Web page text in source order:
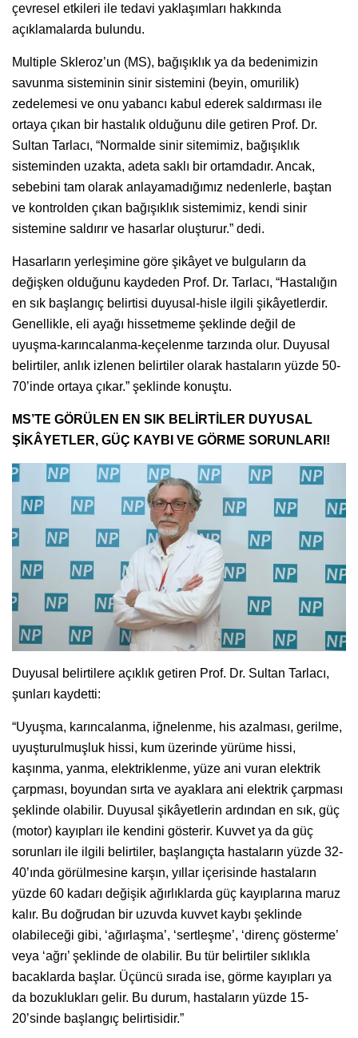
çevresel etkileri ile tedavi yaklaşımları hakkında
açıklamalarda bulundu.
Multiple Skleroz’un (MS), bağışıklık ya da bedenimizin
savunma sisteminin sinir sistemini (beyin, omurilik)
zedelemesi ve onu yabancı kabul ederek saldırması ile
ortaya çıkan bir hastalık olduğunu dile getiren Prof. Dr.
Sultan Tarlacı, “Normalde sinir sitemimiz, bağışıklık
sisteminden uzakta, adeta saklı bir ortamdadır. Ancak,
sebebini tam olarak anlayamadığımız nedenlerle, baştan
ve kontrolden çıkan bağışıklık sistemimiz, kendi sinir
sistemine saldırır ve hasarlar oluşturur.” dedi.
Hasarların yerleşimine göre şikâyet ve bulguların da
değişken olduğunu kaydeden Prof. Dr. Tarlacı, “Hastalığın
en sık başlangıç belirtisi duyusal-hisle ilgili şikâyetlerdir.
Genellikle, eli ayağı hissetmeme şeklinde değil de
uyuşma-karıncalanma-keçelenme tarzında olur. Duyusal
belirtiler, anlık izlenen belirtiler olarak hastaların yüzde 50-
70’inde ortaya çıkar.” şeklinde konuştu.
MS’TE GÖRÜLEN EN SIK BELİRTİLER DUYUSAL
ŞİKÂYETLER, GÜÇ KAYBI VE GÖRME SORUNLARI!
Duyusal belirtilere açıklık getiren Prof. Dr. Sultan Tarlacı,
şunları kaydetti:
“Uyuşma, karıncalanma, iğnelenme, his azalması, gerilme,
uyuşturulmuşluk hissi, kum üzerinde yürüme hissi,
kaşınma, yanma, elektriklenme, yüze ani vuran elektrik
çarpması, boyundan sırta ve ayaklara ani elektrik çarpması
şeklinde olabilir. Duyusal şikâyetlerin ardından en sık, güç
(motor) kayıpları ile kendini gösterir. Kuvvet ya da güç
sorunları ile ilgili belirtiler, başlangıçta hastaların yüzde 32-
40’ında görülmesine karşın, yıllar içerisinde hastaların
yüzde 60 kadarı değişik ağırlıklarda güç kayıplarına maruz
kalır. Bu doğrudan bir uzuvda kuvvet kaybı şeklinde
olabileceği gibi, ‘ağırlaşma’, ‘sertleşme’, ‘direnç gösterme’
veya ‘ağrı’ şeklinde de olabilir. Bu tür belirtiler sıklıkla
bacaklarda başlar. Üçüncü sırada ise, görme kayıpları ya
da bozuklukları gelir. Bu durum, hastaların yüzde 15-
20’sinde başlangıç belirtisidir.”